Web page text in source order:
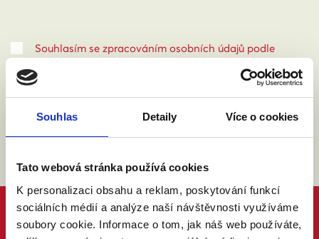
Souhlas Detaily Více o cookies
Tato webová stránka používá cookies
K personalizaci obsahu a reklam, poskytování funkcí
sociálních médií a analýze naší návštěvnosti využíváme
soubory cookie. Informace o tom, jak náš web používáte,
Souhlasím se zpracováním osobních údajů podle